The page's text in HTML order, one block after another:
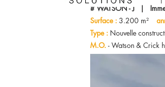
# WATSON - J |
Surface : 3.200 m²
Type : Nouvelle
M.O. - Watson & Crick